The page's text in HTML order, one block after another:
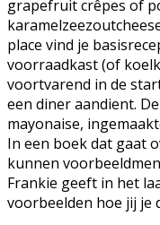
grapefruit crêpes of
place vind je
voorraadkast (of
voortvarend in de
een diner aandient.
mayonaise,
In een boek dat gaat
kunnen
Frankie geeft in het
voorbeelden hoe jij je